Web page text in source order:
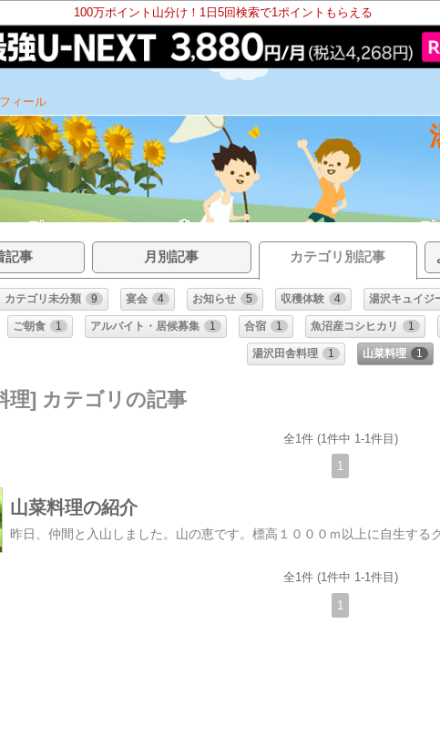
100万ポイント山分け！1日5回検索で1ポイントもらえる
ィール
記事 月別記事 カテゴリ別記事
カテゴリ未分類 9 宴会 4 お知らせ 5 収穫体験 4 湯沢キュイジ
ご朝食 1 アルバイト・居候募集 1 合宿 1 魚沼産コシヒカリ 1
湯沢田舎料理 1 山菜料理 1
理] カテゴリの記事
全1件 (1件中 1-1件目)
1
山菜料理の紹介
全1件 (1件中 1-1件目)
1